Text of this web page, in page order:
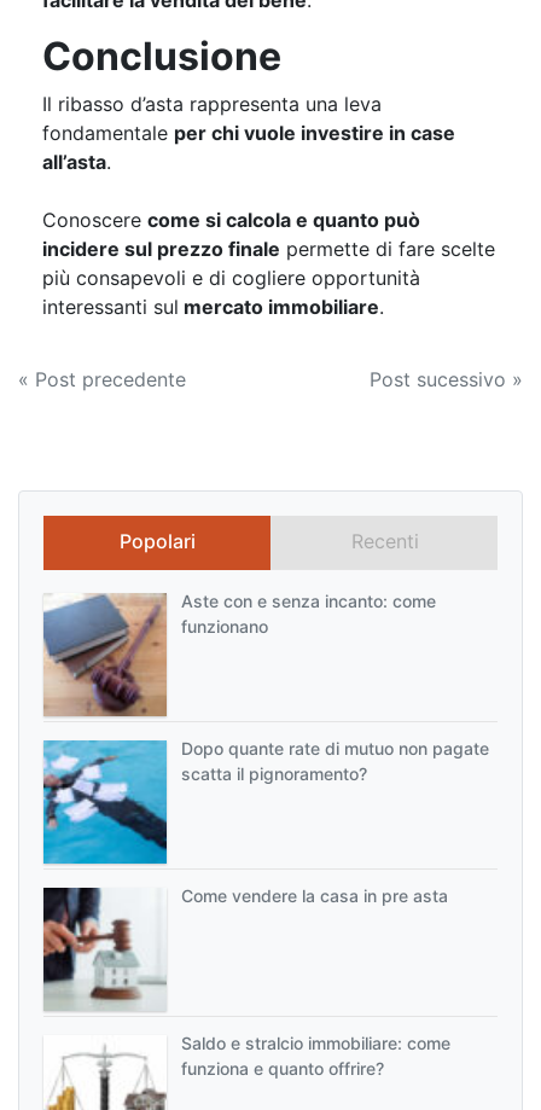
Conclusione
Il ribasso d’asta rappresenta una leva
fondamentale per chi vuole investire in case
all’asta.
Conoscere come si calcola e quanto può
incidere sul prezzo finale permette di fare scelte
più consapevoli e di cogliere opportunità
interessanti sul mercato immobiliare.
Navigazione
« Post precedente Post sucessivo »
Popolari Recenti
Aste con e senza incanto: come
funzionano
Dopo quante rate di mutuo non pagate
scatta il pignoramento?
Come vendere la casa in pre asta
Saldo e stralcio immobiliare: come
funziona e quanto offrire?